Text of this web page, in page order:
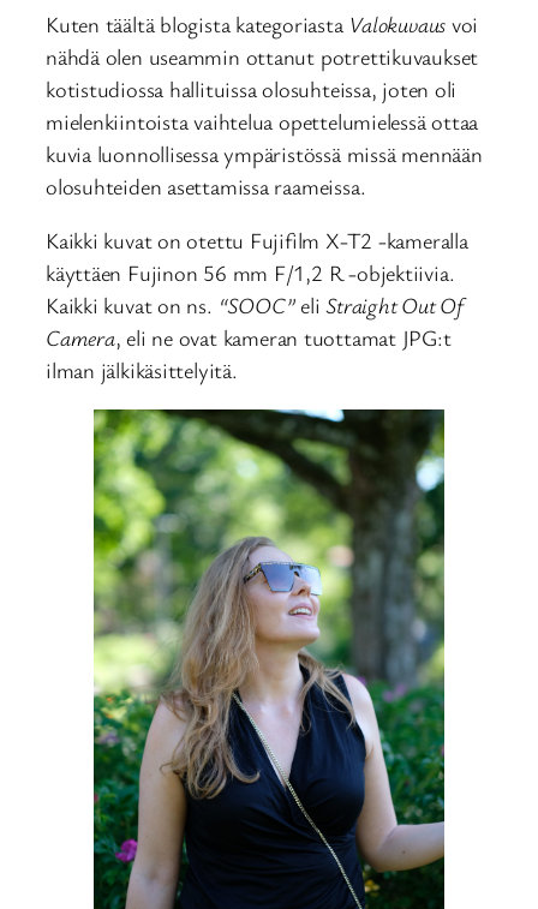
Kuten täältä blogista kategoriasta Valokuvaus voi
nähdä olen useammin ottanut potrettikuvaukset
kotistudiossa hallituissa olosuhteissa, joten oli
mielenkiintoista vaihtelua opettelumielessä ottaa
kuvia luonnollisessa ympäristössä missä mennään
olosuhteiden asettamissa raameissa.
Kaikki kuvat on otettu Fujifilm X-T2 -kameralla
käyttäen Fujinon 56 mm F/1,2 R -objektiivia.
Kaikki kuvat on ns. “SOOC”eliStraight Out Of
Camera, eli ne ovat kameran tuottamat JPG:t
ilman jälkikäsittelyitä.